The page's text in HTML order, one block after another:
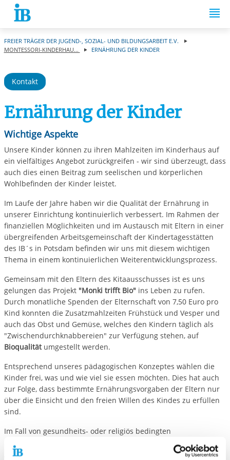
Springe zum Inhalt
FREIER TRÄGER DER JUGEND-, SOZIAL- UND BILDUNGSARBEIT E.V.
MONTESSORI-KINDERHAU...
ERNÄHRUNG DER KINDER
Kontakt
Ernährung der Kinder
Wichtige Aspekte
Unsere Kinder können zu ihren Mahlzeiten im Kinderhaus auf
ein vielfältiges Angebot zurückgreifen - wir sind überzeugt, dass
auch dies einen Beitrag zum seelischen und körperlichen
Wohlbefinden der Kinder leistet.
Im Laufe der Jahre haben wir die Qualität der Ernährung in
unserer Einrichtung kontinuierlich verbessert. Im Rahmen der
finanziellen Möglichkeiten und im Austausch mit Eltern in einer
übergreifenden Arbeitsgemeinschaft der Kindertagesstätten
des IB´s in Potsdam befinden wir uns mit diesem wichtigen
Thema in einem kontinuierlichen Weiterentwicklungsprozess.
Gemeinsam mit den Eltern des Kitaausschusses ist es uns
gelungen das Projekt "Monki trifft Bio"ins Leben zu rufen.
Durch monatliche Spenden der Elternschaft von 7,50 Euro pro
Kind konnten die Zusatzmahlzeiten Frühstück und Vesper und
auch das Obst und Gemüse, welches den Kindern täglich als
"Zwischendurchknabbereien" zur Verfügung stehen, auf
Bioqualitätumgestellt werden.
Entsprechend unseres pädagogischen Konzeptes wählen die
Kinder frei, was und wie viel sie essen möchten. Dies hat auch
zur Folge, dass bestimmte Ernährungsvorgaben der Eltern nur
über die Einsicht und den freien Willen des Kindes zu erfüllen
sind.
Im Fall von gesundheits- oder religiös bedingten
Einschränkungen wird im Einzelfall nach Lösungsmöglichkeiten
gesucht. Wir sehen uns jedoch außer Stande bspw. ein